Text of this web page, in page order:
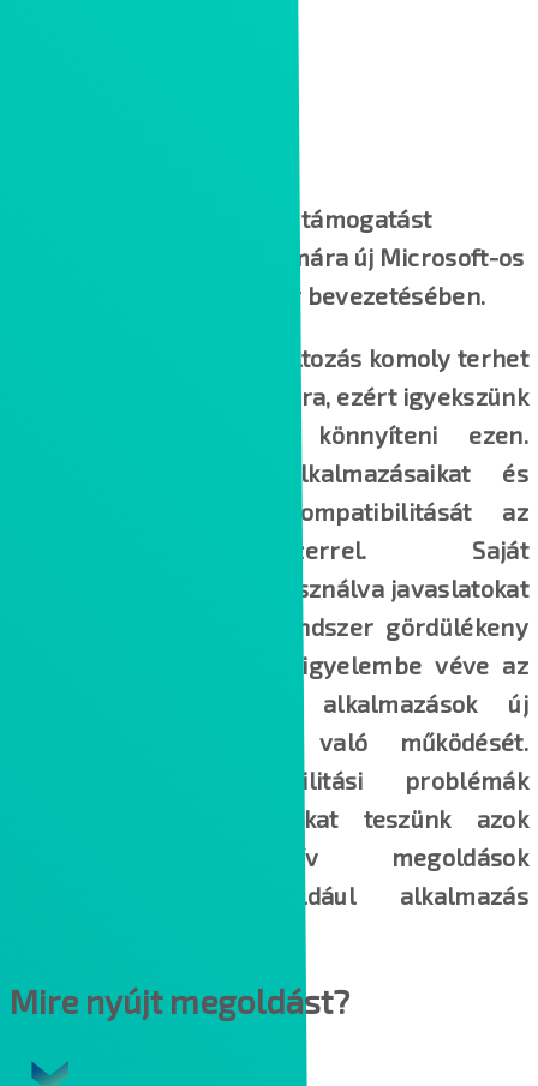
A szolgáltatás célja, hogy támogatást
nyújtsunk ügyfeleink számára új Microsoft-os
kliens operációs rendszer bevezetésében.
Tudjuk, hogy egy ilyen változás komoly terhet
ró az IT üzemeltetés vállára, ezért igyekszünk
szolgáltatásunk révén könnyíteni ezen.
Felmérjük meglévő alkalmazásaikat és
megvizsgáljuk azok kompatibilitását az
operációs rendszerrel. Saját
tapasztalatainkat is felhasználva javaslatokat
teszünk az operációs rendszer gördülékeny
és hatékony cseréjére, figyelembe véve az
ügyfél által használt alkalmazások új
operációs rendszerrel való működését.
Amennyiben kompatibilitási problémák
lépnének fel, javaslatokat teszünk azok
kezelésére alternatív megoldások
használatával – például alkalmazás
Mire nyújt megoldást?